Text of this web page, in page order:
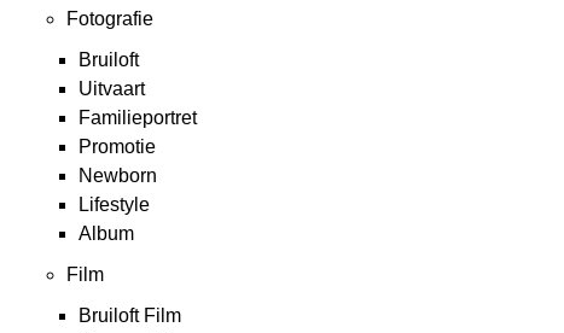
Fotografie
Bruiloft
Uitvaart
Familieportret
Promotie
Newborn
Lifestyle
Album
Film
Bruiloft Film